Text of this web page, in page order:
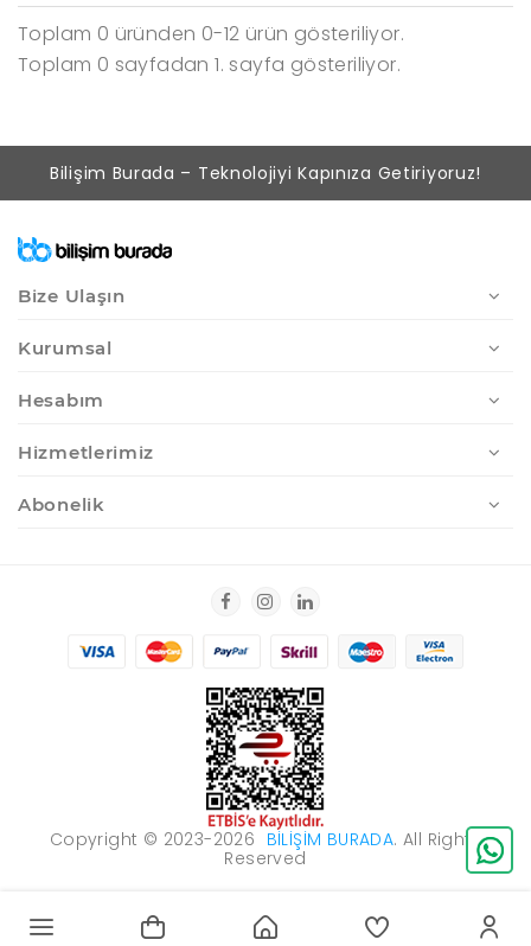
Toplam 0 üründen 0-12 ürün gösteriliyor.
Toplam 0 sayfadan 1. sayfa gösteriliyor.
Bilişim Burada – Teknolojiyi Kapınıza Getiriyoruz!
Bize Ulaşın
Kurumsal
Hesabım
Hizmetlerimiz
Abonelik
Copyright © 2023-2026 BILIŞIM BURADA. All Rights
Reserved